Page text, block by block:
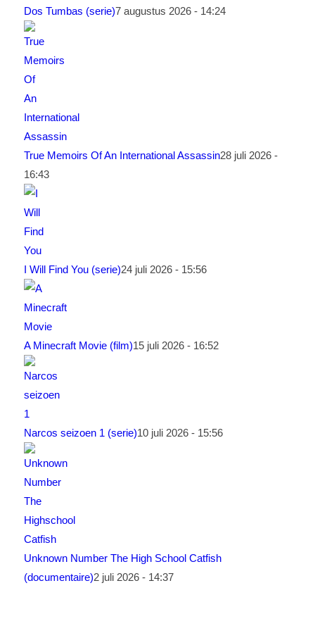
Dos Tumbas (serie)7 augustus 2026 - 14:24
True Memoirs Of An International Assassin28 juli 2026 -
16:43
I Will Find You (serie)24 juli 2026 - 15:56
A Minecraft Movie (film)15 juli 2026 - 16:52
Narcos seizoen 1 (serie)10 juli 2026 - 15:56
Unknown Number The High School Catfish
(documentaire)2 juli 2026 - 14:37